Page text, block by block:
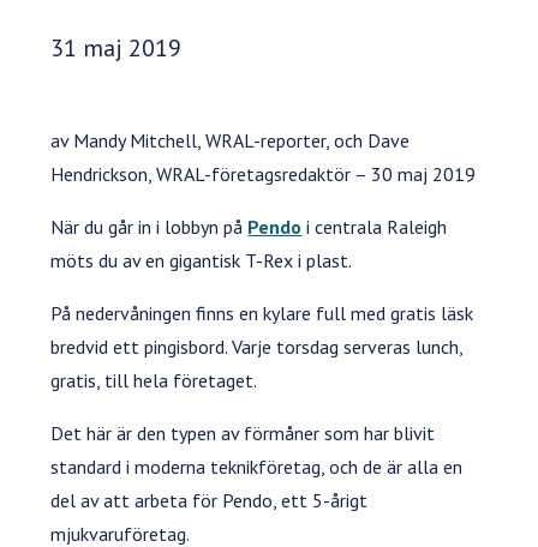
Publiceringsdatum:
31 maj 2019
av Mandy Mitchell, WRAL-reporter, och Dave
Hendrickson, WRAL-företagsredaktör – 30 maj 2019
När du går in i lobbyn på Pendo i centrala Raleigh
möts du av en gigantisk T-Rex i plast.
På nedervåningen finns en kylare full med gratis läsk
bredvid ett pingisbord. Varje torsdag serveras lunch,
gratis, till hela företaget.
Det här är den typen av förmåner som har blivit
standard i moderna teknikföretag, och de är alla en
del av att arbeta för Pendo, ett 5-årigt
mjukvaruföretag.